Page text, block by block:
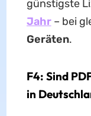
günstigste
Jahr– bei
Geräten.
F4: Sind
in